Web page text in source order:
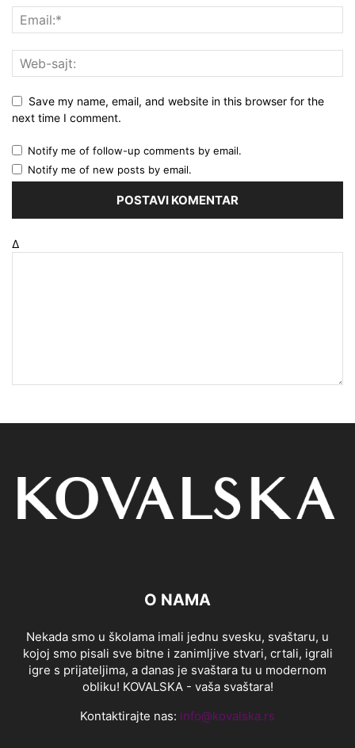
Save my name, email, and website in this browser for the
next time I comment.
Notify me of follow-up comments by email.
Notify me of new posts by email.
Δ
O NAMA
Nekada smo u školama imali jednu svesku, svaštaru, u
kojoj smo pisali sve bitne i zanimljive stvari, crtali, igrali
igre s prijateljima, a danas je svaštara tu u modernom
obliku! KOVALSKA - vaša svaštara!
Kontaktirajte nas: info@kovalska.rs